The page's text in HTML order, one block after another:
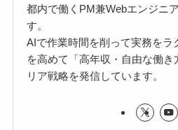
都内で働くPM兼Webエンジニ
す。
AIで作業時間を削って実務をラ
を高めて「高年収・自由な働き
リア戦略を発信しています。